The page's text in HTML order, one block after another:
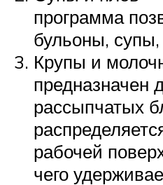
программа
бульоны,
Крупы и
предназначен
рассыпчатых
рабочей
чего